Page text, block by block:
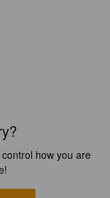
how you are